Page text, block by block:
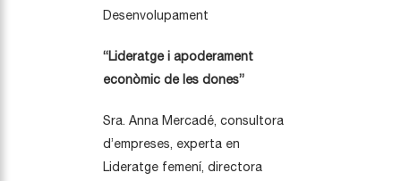
Desenvolupament
“Lideratge i apoderament
econòmic de les dones”
Sra. Anna Mercadé, consultora
d’empreses, experta en
Lideratge femení, directora